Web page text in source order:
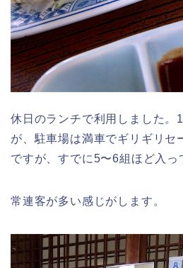
休日のランチで利用しました。
が、駐車場は満車でギリギリセ
ですが、すでに5〜6組ほど入っ
常連客が多い感じがします。